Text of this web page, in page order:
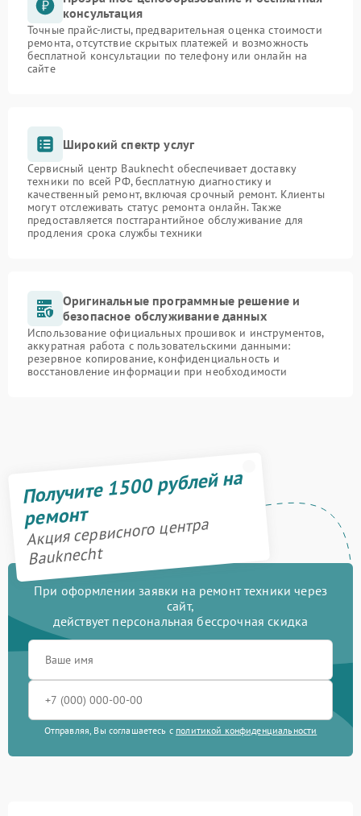
консультация
Точные прайс-листы, предварительная оценка стоимости
ремонта, отсутствие скрытых платежей и возможность
бесплатной консультации по телефону или онлайн на
сайте
Широкий спектр услуг
Сервисный центр Bauknecht обеспечивает доставку
техники по всей РФ, бесплатную диагностику и
качественный ремонт, включая срочный ремонт. Клиенты
могут отслеживать статус ремонта онлайн. Также
предоставляется постгарантийное обслуживание для
продления срока службы техники
Оригинальные программные решение и
безопасное обслуживание данных
Использование официальных прошивок и инструментов,
аккуратная работа с пользовательскими данными:
резервное копирование, конфиденциальность и
восстановление информации при необходимости
Получите 1500 рублей на
ремонт
Акция сервисного центра
Bauknecht
При оформлении заявки на ремонт техники через
сайт,
действует персональная бессрочная скидка
Отправляя, Вы соглашаетесь с политикой конфиденциальности